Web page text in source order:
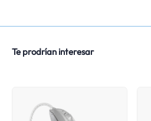
Te prodrían interesar